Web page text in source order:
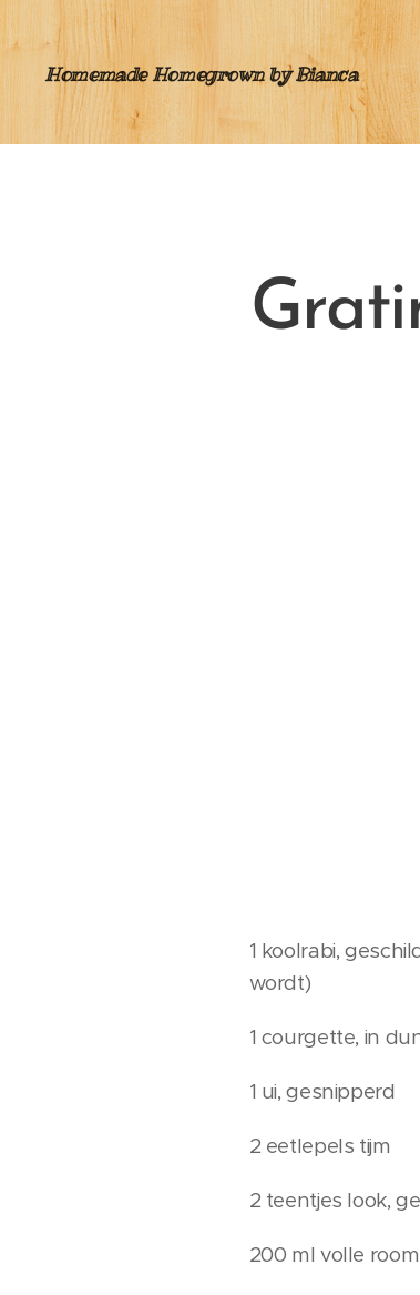
Homemade Homegrown by Bianca
1 koolrabi,
wordt)
1 courgette, in
1 ui, gesnipperd
2 eetlepels tijm
2 teentjes look,
200 ml volle room